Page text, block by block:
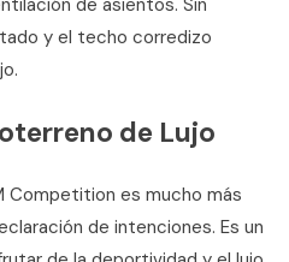
y el techo corredizo
de Lujo
Competition es mucho más
de intenciones. Es un